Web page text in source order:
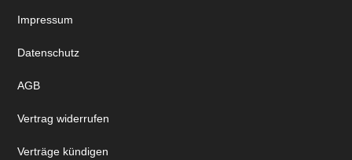
Impressum
Datenschutz
AGB
Vertrag widerrufen
Verträge kündigen